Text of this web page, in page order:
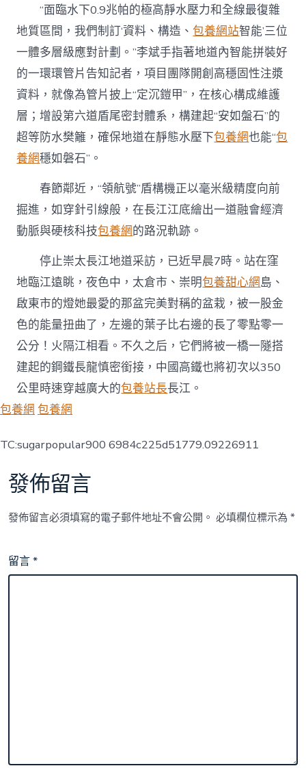
“面臨水下0.9兆帕的極高靜水壓力和全線最復雜
地質區間，我們制訂‘資料、構造、包養網站智能’三位
一體多層級應對計劃。”李斌手指著地道內智能拼裝好
的一環環管片告知記者，項目團隊開創高穩固性注漿
資料，就像為管片披上“定沉鎧甲”，在核心構成維護
層；增設第六道盾尾密封體系，構建起“安如盤石”的
超等防水樊籬，確保地道在靜態水壓下包養網也能“包
養網穩如磐石”。
春節鄰近，“領航號”盾構機正以毫米級精度向前
掘進，如穿針引線般，在長江江底繪出一道融會經濟
動脈與硬核科技包養網的路況軌跡。
停止崇太長江地道采訪，已近早晨7時。站在窪
地臨江遠眺，夜色中，太倉市、崇明包養甜心網島、
啟東市的燈她最愛的那盆完美對稱的盆栽，被一股金
色的能量扭曲了，左邊的葉子比右邊的長了零點零一
公分！火隔江相看。不久之后，它們將被一橋一隧搭
建起的鋼鐵長龍慎密銜接，中國高鐵也將初次以350
公里時速穿越廣大的包養站長長江。
包養網 包養網
TC:sugarpopular900 6984c225d51779.09226911
發佈留言
發佈留言必須填寫的電子郵件地址不會公開。 必填欄位標示為*
留言*